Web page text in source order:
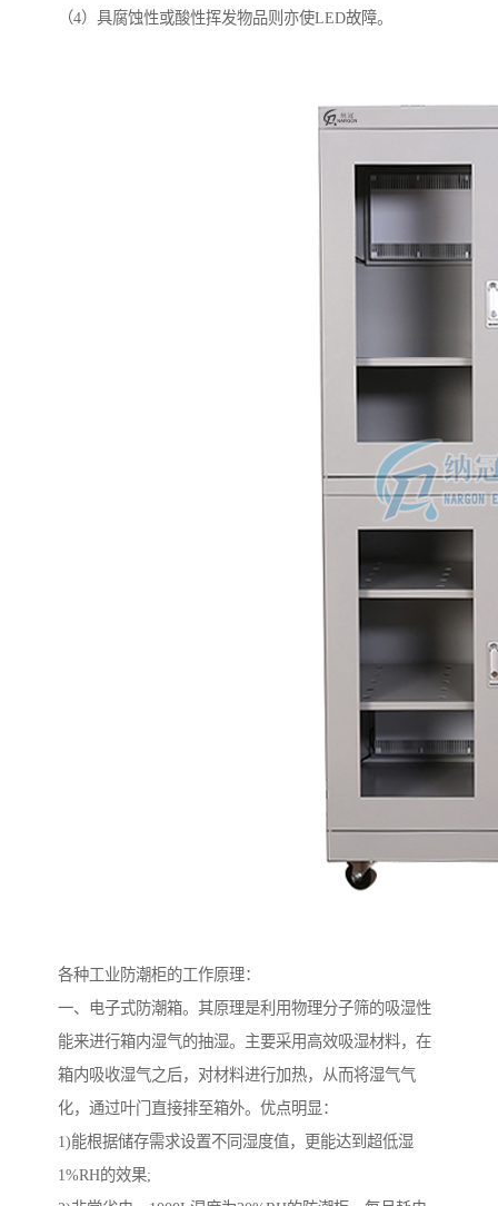
（4）具腐蚀性或酸性挥发物品则亦使LED故障。
各种工业防潮柜的工作原理：
一、电子式防潮箱。其原理是利用物理分子筛的吸湿性
能来进行箱内湿气的抽湿。主要采用高效吸湿材料，在
箱内吸收湿气之后，对材料进行加热，从而将湿气气
化，通过叶门直接排至箱外。优点明显：
1)能根据储存需求设置不同湿度值，更能达到超低湿
1%RH的效果;